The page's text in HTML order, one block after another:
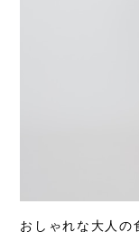
おしゃれな大人